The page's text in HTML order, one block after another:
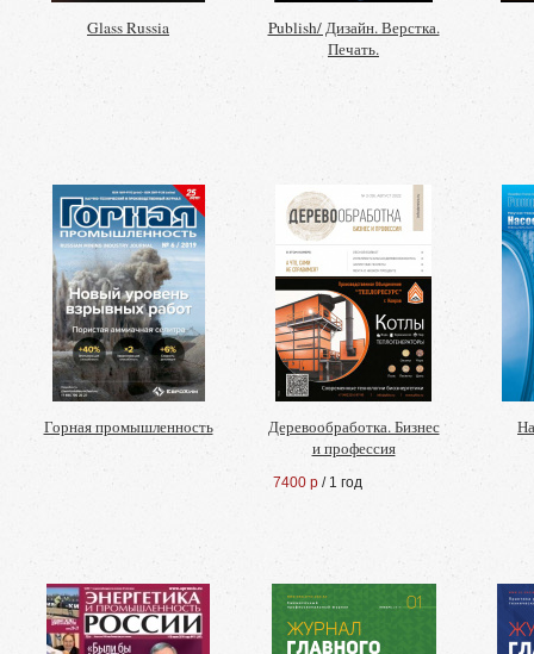
Glass Russia
Publish/ Дизайн. Верстка.
Печать.
Горная промышленность
Деревообработка. Бизнес
и профессия
7400 р / 1 год